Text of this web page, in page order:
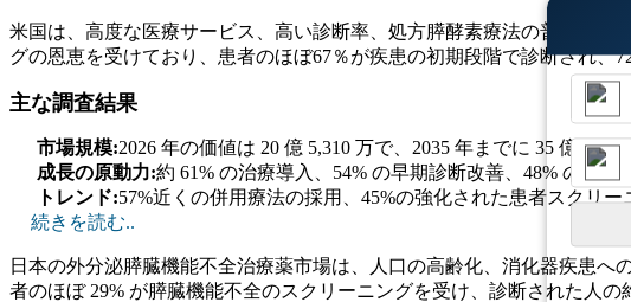
米国は、高度な医療サービス、高い診断率、処方膵酵素療法の普及に
グの恩恵を受けており、患者のほぼ67％が疾患の初期段階で診断され、
主な調査結果
市場規模:2026 年の価値は 20 億 5,310 万で、2035 年までに 35 億
成長の原動力:約 61% の治療導入、54% の早期診断改善、48% の病
トレンド:57%近くの併用療法の採用、45%の強化された患者スクリ
続きを読む..
日本の外分泌膵臓機能不全治療薬市場は、人口の高齢化、消化器疾患
者のほぼ 29% が膵臓機能不全のスクリーニングを受け、診断された人